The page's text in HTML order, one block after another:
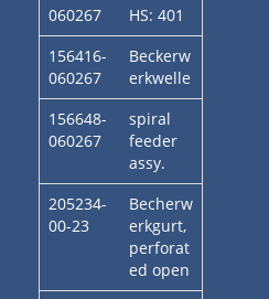
060267
HS: 401
156416-
060267
Beckerw
erkwelle
156648-
060267
spiral
feeder
assy.
205234-
00-23
Becherw
erkgurt,
perforat
ed open